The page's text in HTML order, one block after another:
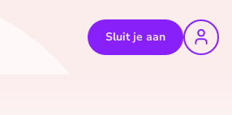
Sluit je aan